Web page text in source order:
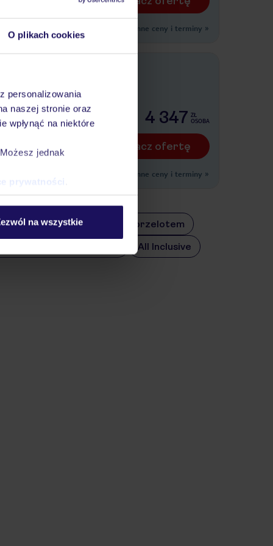
O plikach cookies
personalizowania
naszej stronie oraz
wpłynąć na niektóre
jednak
prywatności
na wszystkie
Inne ceny i terminy »
4 347 ZŁ
OSOBA
Zobacz ofertę
Inne ceny i terminy »
City Break z przelotem
All Inclusive